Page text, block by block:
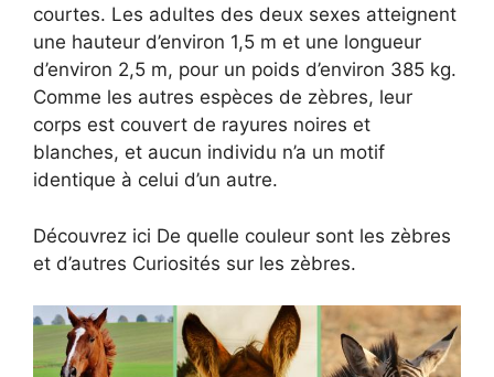
courtes. Les adultes des deux sexes atteignent
une hauteur d’environ 1,5 m et une longueur
d’environ 2,5 m, pour un poids d’environ 385 kg.
Comme les autres espèces de zèbres, leur
corps est couvert de rayures noires et
blanches, et aucun individu n’a un motif
identique à celui d’un autre.
Découvrez ici De quelle couleur sont les zèbres
et d’autres Curiosités sur les zèbres.